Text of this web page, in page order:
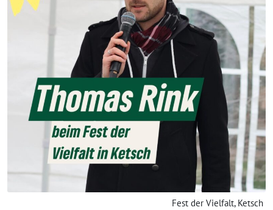
Fest der Vielfalt, Ketsch